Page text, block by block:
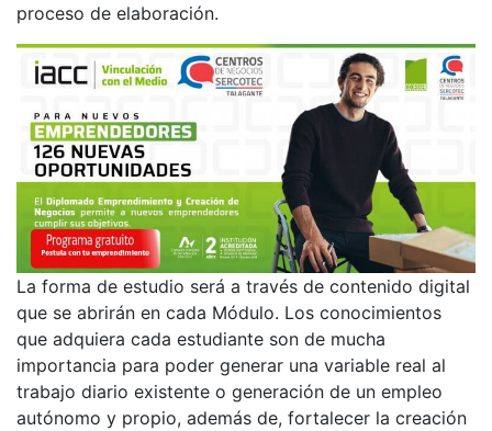
proceso de elaboración.
La forma de estudio será a través de contenido digital
que se abrirán en cada Módulo. Los conocimientos
que adquiera cada estudiante son de mucha
importancia para poder generar una variable real al
trabajo diario existente o generación de un empleo
autónomo y propio, además de, fortalecer la creación